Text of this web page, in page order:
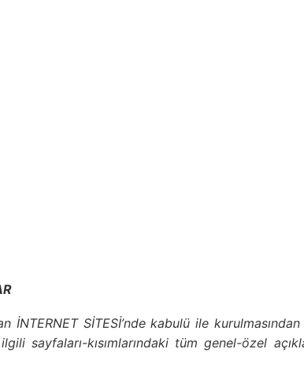
İNTERNET SİTESİ’nde kabulü ile
sayfaları-kısımlarındaki tüm genel-özel